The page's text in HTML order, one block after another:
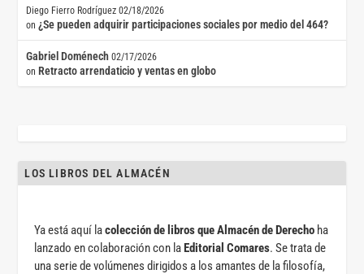
Diego Fierro Rodríguez 02/18/2026
on¿Se pueden adquirir participaciones sociales por medio del 464?
Gabriel Doménech 02/17/2026
on Retracto arrendaticio y ventas en globo
LOS LIBROS DEL ALMACÉN
Ya está aquí lacolección de libros que Almacén de Derecho ha
lanzado en colaboración con laEditorial Comares. Se trata de
una serie de volúmenes dirigidos a los amantes de la filosofía,